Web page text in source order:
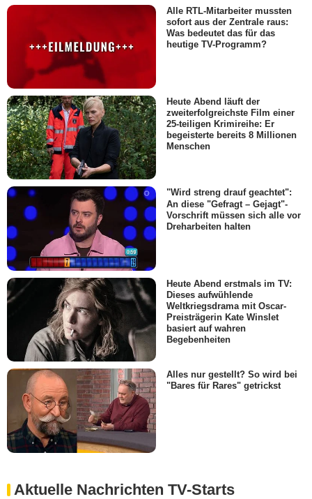
Alle RTL-Mitarbeiter mussten
sofort aus der Zentrale raus:
Was bedeutet das für das
heutige TV-Programm?
Heute Abend läuft der
zweiterfolgreichste Film einer
25-teiligen Krimireihe: Er
begeisterte bereits 8 Millionen
Menschen
"Wird streng drauf geachtet":
An diese "Gefragt – Gejagt"-
Vorschrift müssen sich alle vor
Dreharbeiten halten
Heute Abend erstmals im TV:
Dieses aufwühlende
Weltkriegsdrama mit Oscar-
Preisträgerin Kate Winslet
basiert auf wahren
Begebenheiten
Alles nur gestellt? So wird bei
"Bares für Rares" getrickst
Aktuelle Nachrichten TV-Starts